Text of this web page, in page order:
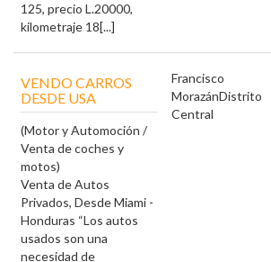
125, precio L.20000,
kilometraje 18[...]
VENDO CARROS
DESDE USA
(Motor y Automoción /
Venta de coches y
motos)
Venta de Autos
Privados, Desde Miami -
Honduras “Los autos
usados son una
necesidad de
Francisco
MorazánDistrito
Central